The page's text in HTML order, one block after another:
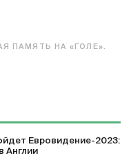
ПАМЯТЬ НА «ГОЛЕ».
Евровидение-2023:
Англии